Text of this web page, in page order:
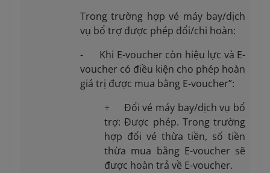
Trong trường hợp vé máy bay/dịch
vụ bổ trợ được phép đổi/chi hoàn:
- Khi E-voucher còn hiệu lực và E-
voucher có điều kiện cho phép hoàn
giá trị được mua bằng E-voucher”:
+ Đổi vé máy bay/dịch vụ bổ
trợ: Được phép. Trong trường
hợp đổi vé thừa tiền, số tiền
thừa mua bằng E-voucher sẽ
được hoàn trả về E-voucher.